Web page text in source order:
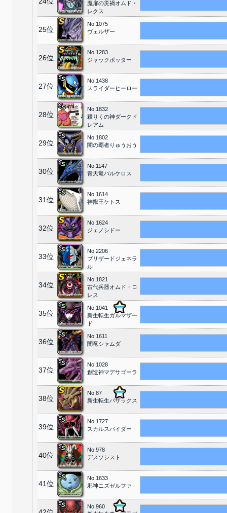
魔扉の災禍オムド・
レクス
25位
No.1075
ヴェルザー
26位
No.1283
ジャックポッター
27位
No.1438
スライダーヒーロー
28位
No.1832
殺りくの神ダークド
レアム
29位
No.1802
闇の覇者りゅうおう
30位
No.1147
青天竜バルケロス
31位
No.1614
神獣王ケトス
32位
No.1624
ジェノシドー
33位
No.2206
ブリザードジェネラ
ル
34位
No.1821
古代兵器オムド・ロ
レス
35位
No.1041
新生転生ガルマザー
ド
36位
No.1611
闇竜シャムダ
37位
No.1028
創造神マデサゴーラ
38位
No.87
新生転生バザックス
39位
No.1727
スカルスパイダー
40位
No.978
デスソシスト
41位
No.1633
邪神ニズゼルファ
No.960